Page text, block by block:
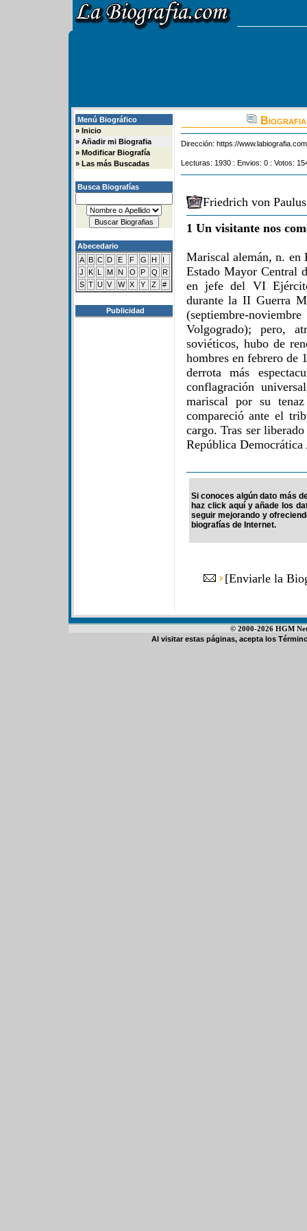
Menú Biográfico
» Inicio
» Añadir mi Biografia
» Modificar Biografía
» Las más Buscadas
Busca Biografías
Abecedario
A B C D E F G H
I
J
K L M N O P Q
R
S T U V W X Y Z #
Publicidad
Dirección: https://
Lecturas: 1930 : Envios: 0 : Votos:
Friedrich von
1 Un visitante nos
Mariscal alemán, n. en
Estado Mayor Central
en jefe del VI
durante la II Guerra
(septiembre-
Volgogrado); pero,
soviéticos, hubo de
hombres en febrero de
derrota más
conflagración
mariscal por su
compareció ante el
cargo. Tras ser
República Democrática
Si conoces algún dato más
haz click aquí y añade los
seguir mejorando y
biografías de Internet.
[Enviarle la
© 2000-2026 HGM
Al visitar estas páginas, acepta los